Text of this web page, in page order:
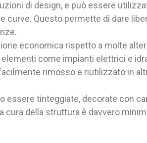
di design, e può essere
Questo permette di dare
economica rispetto a molte
come impianti elettrici e
rimosso e riutilizzato in
essere tinteggiate, decorate con
cura della struttura è davvero